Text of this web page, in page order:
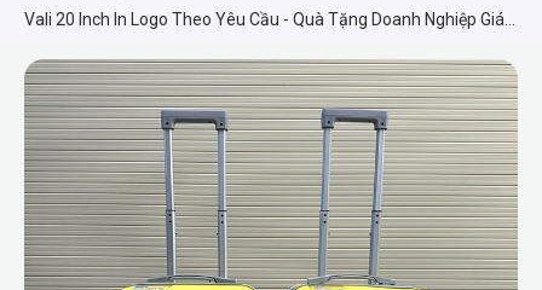
Vali 20 Inch In Logo Theo Yêu Cầu - Quà Tặng Doanh Nghiệp Giá